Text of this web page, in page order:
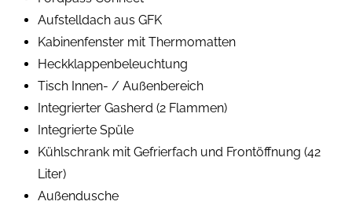
Aufstelldach aus GFK
Kabinenfenster mit Thermomatten
Heckklappenbeleuchtung
Tisch Innen- / Außenbereich
Integrierter Gasherd (2 Flammen)
Integrierte Spüle
Kühlschrank mit Gefrierfach und Frontöffnung (42
Liter)
Außendusche